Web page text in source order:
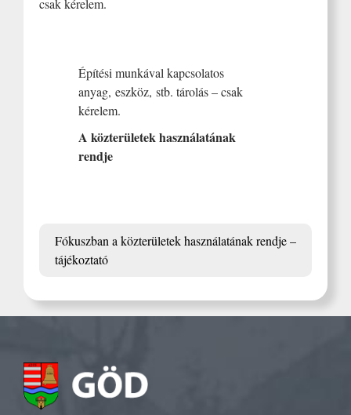
csak kérelem.
Építési munkával kapcsolatos
anyag, eszköz, stb. tárolás – csak
kérelem.
A közterületek használatának
rendje
Fókuszban a közterületek használatának rendje –
tájékoztató